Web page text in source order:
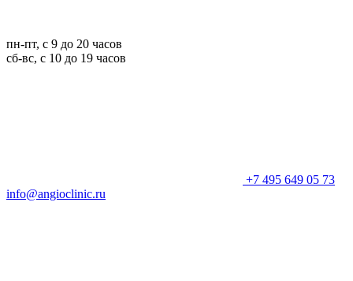
пн-пт, с 9 до 20 часов
сб-вс, с 10 до 19 часов
+7 495 649 05 73
info@angioclinic.ru